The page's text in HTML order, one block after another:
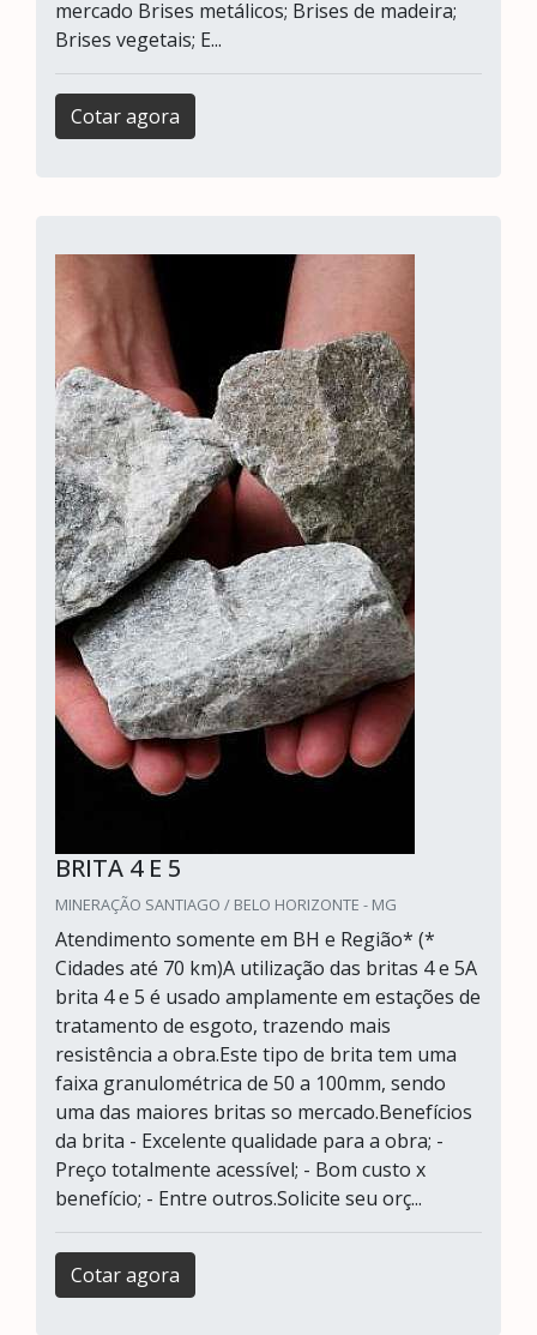
mercado Brises metálicos; Brises de madeira;
Brises vegetais; E...
Cotar agora
BRITA 4 E 5
MINERAÇÃO SANTIAGO / BELO HORIZONTE - MG
Atendimento somente em BH e Região* (*
Cidades até 70 km)A utilização das britas 4 e 5A
brita 4 e 5 é usado amplamente em estações de
tratamento de esgoto, trazendo mais
resistência a obra.Este tipo de brita tem uma
faixa granulométrica de 50 a 100mm, sendo
uma das maiores britas so mercado.Benefícios
da brita - Excelente qualidade para a obra; -
Preço totalmente acessível; - Bom custo x
benefício; - Entre outros.Solicite seu orç...
Cotar agora